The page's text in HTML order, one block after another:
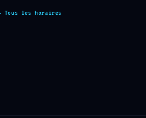
Tous les horaires